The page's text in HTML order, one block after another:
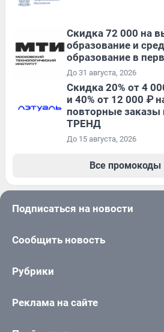
Скидка 72 000 на
образование и
образование в
До 31 августа, 2026
Скидка 20% от 4
и 40% от 12 000 ₽
повторные заказы
ТРЕНД
До 15 августа, 2026
Все промокоды
Подписаться на новости
Сообщить новость
Рубрики
Реклама на сайте